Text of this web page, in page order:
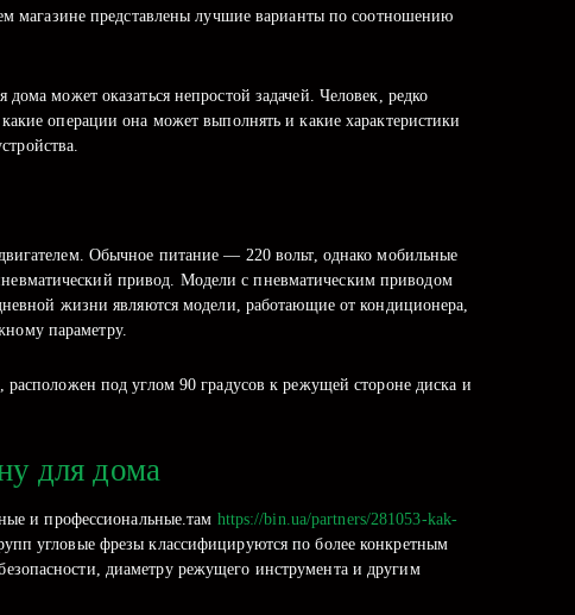
магазине представлены лучшие варианты по соотношению
может оказаться непростой задачей. Человек, редко
операции она может выполнять и какие характеристики
Обычное питание — 220 вольт, однако мобильные
привод. Модели с пневматическим приводом
жизни являются модели, работающие от кондиционера,
параметру.
под углом 90 градусов к режущей стороне диска и
для дома
и профессиональные.там https://bin.ua/partners/281053-kak-
угловые фрезы классифицируются по более конкретным
диаметру режущего инструмента и другим